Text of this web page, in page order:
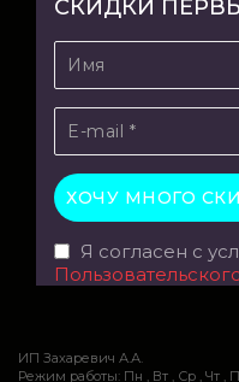
СКИДКИ
Я согласен с
ИП Захаревич А.А.
Режим работы: Пн , Вт , Ср , Чт ,